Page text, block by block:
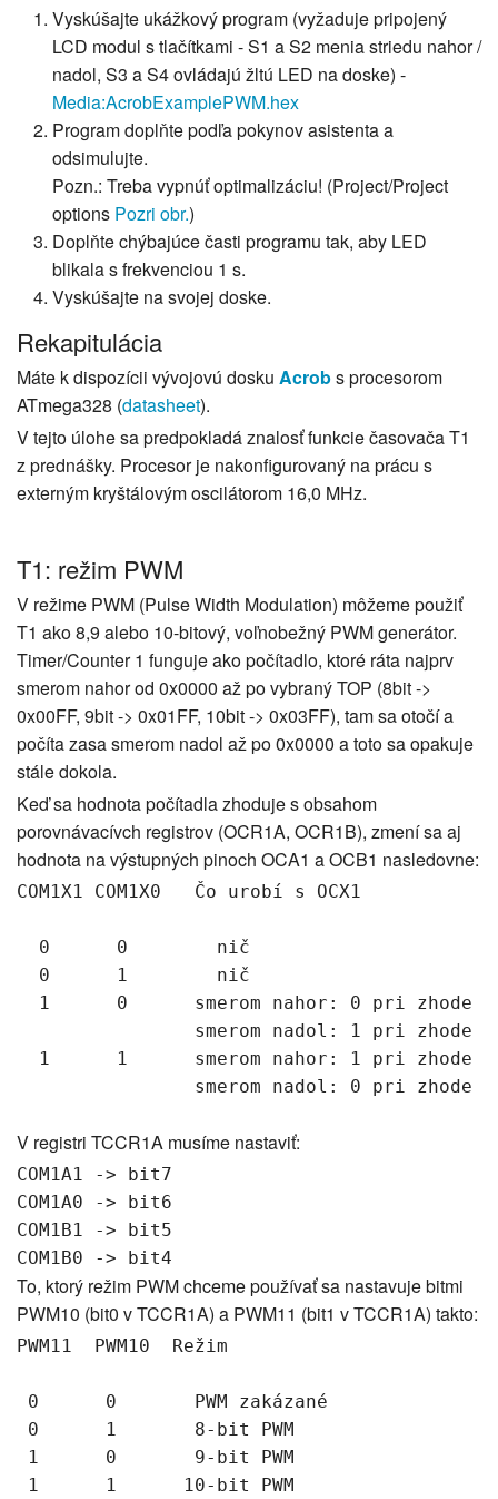
Vyskúšajte ukážkový program (vyžaduje pripojený
LCD modul s tlačítkami - S1 a S2 menia striedu nahor /
nadol, S3 a S4 ovládajú žltú LED na doske) -
Media:AcrobExamplePWM.hex
Program doplňte podľa pokynov asistenta a
odsimulujte.
Pozn.: Treba vypnúť optimalizáciu! (Project/Project
options Pozri obr.)
Doplňte chýbajúce časti programu tak, aby LED
blikala s frekvenciou 1 s.
Vyskúšajte na svojej doske.
Rekapitulácia
Máte k dispozícii vývojovú dosku Acrobs procesorom
ATmega328 (datasheet).
V tejto úlohe sa predpokladá znalosť funkcie časovača T1
z prednášky. Procesor je nakonfigurovaný na prácu s
externým kryštálovým oscilátorom 16,0 MHz.
T1: režim PWM
V režime PWM (Pulse Width Modulation) môžeme použiť
T1 ako 8,9 alebo 10-bitový, voľnobežný PWM generátor.
Timer/Counter 1 funguje ako počítadlo, ktoré ráta najprv
smerom nahor od 0x0000 až po vybraný TOP (8bit ->
0x00FF, 9bit -> 0x01FF, 10bit -> 0x03FF), tam sa otočí a
počíta zasa smerom nadol až po 0x0000 a toto sa opakuje
stále dokola.
Keď sa hodnota počítadla zhoduje s obsahom
porovnávacívch registrov (OCR1A, OCR1B), zmení sa aj
hodnota na výstupných pinoch OCA1 a OCB1 nasledovne:
COM1X1 COM1X0   Čo urobí s OCX1
  0      0        nič
  0      1        nič
  1      0      smerom nahor: 0 pri zhode
                smerom nadol: 1 pri zhode
  1      1      smerom nahor: 1 pri zhode
V registri TCCR1A musíme nastaviť:
COM1A1 -> bit7
COM1A0 -> bit6
COM1B1 -> bit5
To, ktorý režim PWM chceme používať sa nastavuje bitmi
PWM10 (bit0 v TCCR1A) a PWM11 (bit1 v TCCR1A) takto:
PWM11  PWM10  Režim
0      0       PWM zakázané
0      1       8-bit PWM
1      0       9-bit PWM